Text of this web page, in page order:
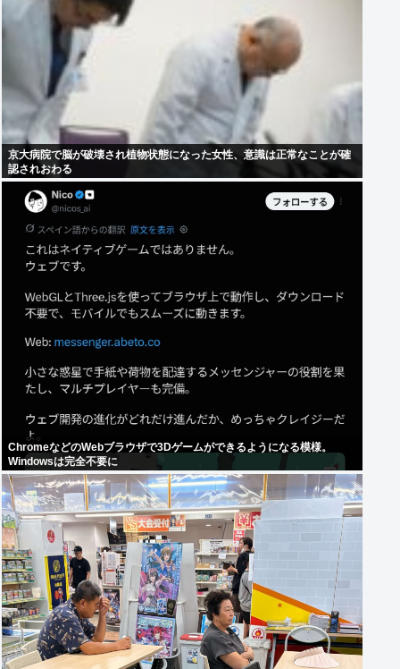
京大病院で脳が破壊され植物状態になった女性、意識は正常なことが確
認されおわる
ChromeなどのWebブラウザで3Dゲームができるようになる模様。
Windowsは完全不要に